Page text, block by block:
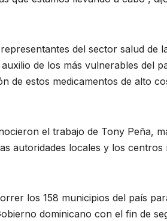
del sector salud de
de los más vulnerables del
de estos medicamentos de alto
el trabajo de Tony Peña,
autoridades locales y los centros
los 158 municipios del país
dominicano con el fin de